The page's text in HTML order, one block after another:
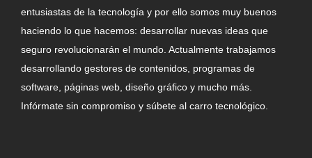
entusiastas de la tecnología y por ello somos muy buenos
haciendo lo que hacemos: desarrollar nuevas ideas que
seguro revolucionarán el mundo. Actualmente trabajamos
desarrollando gestores de contenidos, programas de
software, páginas web, diseño gráfico y mucho más.
Infórmate sin compromiso y súbete al carro tecnológico.